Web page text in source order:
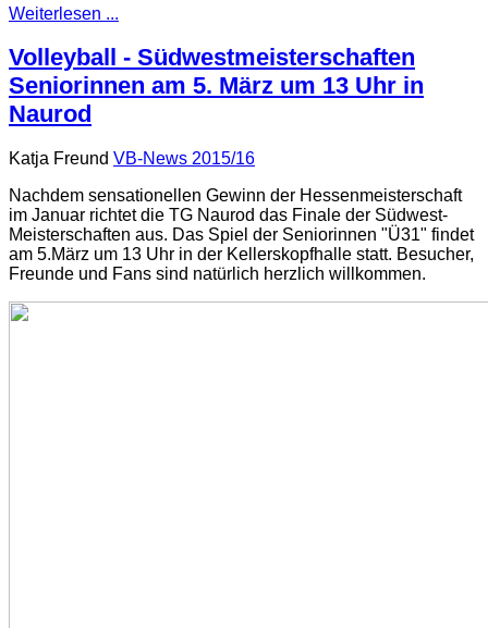
Weiterlesen ...
Volleyball - Südwestmeisterschaften
Seniorinnen am 5. März um 13 Uhr in
Naurod
Katja Freund VB-News 2015/16
Nachdem sensationellen Gewinn der Hessenmeisterschaft
im Januar richtet die TG Naurod das Finale der Südwest-
Meisterschaften aus. Das Spiel der Seniorinnen "Ü31" findet
am 5.März um 13 Uhr in der Kellerskopfhalle statt. Besucher,
Freunde und Fans sind natürlich herzlich willkommen.